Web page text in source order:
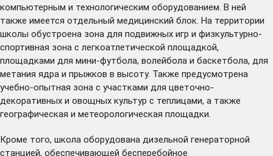
компьютерным и технологическим оборудованием. В ней
также имеется отдельный медицинский блок. На территории
школы обустроена зона для подвижных игр и физкультурно-
спортивная зона с легкоатлетической площадкой,
площадками для мини-футбола, волейбола и баскетбола, для
метания ядра и прыжков в высоту. Также предусмотрена
учебно-опытная зона с участками для цветочно-
декоративных и овощных культур с теплицами, а также
географическая и метеорологическая площадки.
Кроме того, школа оборудована дизельной генераторной
станцией, обеспечивающей бесперебойное